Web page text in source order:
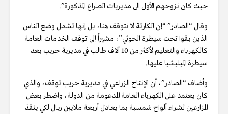
حيث كان نزوحهم الأول الى مديريات الصراع المذكورة”.
وقال “الصادر” “إن الكارثة لا تتوقف هنا، بل إنها تشمل وضع الناس
الذين بقوا تحت سيطرة الحوثي”، مشيراً إلى توقف الخدمات العامة
كالكهرباء والتعليم لأكثر من 10 آلاف طالب في مديرية حريب بعد
سيطرة الميليشيا عليها.
وأضاف “الصادر”، أن الإنتاج الزراعي في مديرية حريب توقف، والذي
كان يعتمد على الكهرباء العامة المدعومة من الدولة، واضطر بعض
المزارعين لشراء ألواح شمسية بما يعادل أربعة ملايين ريال لكي ينقذ